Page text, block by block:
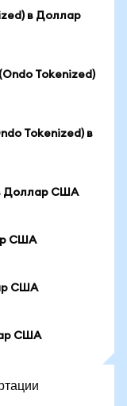
в Доллар
Tokenized)
Tokenized) в
Доллар США
США
США
США